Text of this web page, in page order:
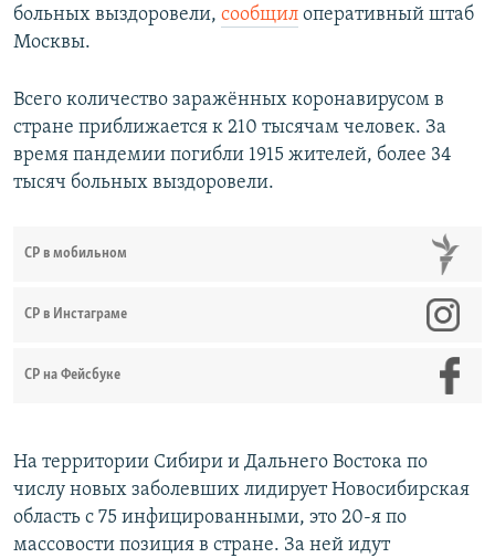
больных выздоровели, сообщил оперативный штаб
Москвы.
Всего количество заражённых коронавирусом в
стране приближается к 210 тысячам человек. За
время пандемии погибли 1915 жителей, более 34
тысяч больных выздоровели.
СР в мобильном
СР в Инстаграме
СР на Фейсбуке
На территории Сибири и Дальнего Востока по
числу новых заболевших лидирует Новосибирская
область с 75 инфицированными, это 20-я по
массовости позиция в стране. За ней идут